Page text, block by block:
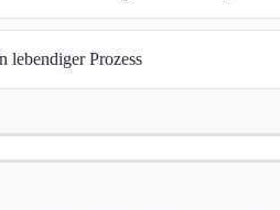
lebendiger Prozess